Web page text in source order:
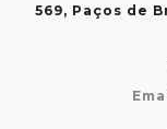
569, Paços de